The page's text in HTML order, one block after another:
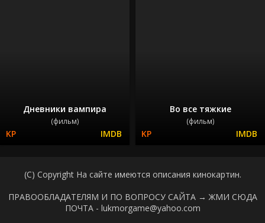
Дневники вампира
(фильм)
Во все тяжкие
(фильм)
(C) Copyright На сайте имеются описания кинокартин.
ПРАВООБЛАДАТЕЛЯМ И ПО ВОПРОСУ САЙТА → ЖМИ СЮДА
ПОЧТА - lukmorgame@yahoo.com